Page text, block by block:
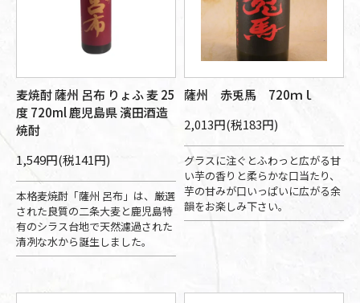
麦焼酎 薩州 呂布 りょふ 麦 25
度 720ml 鹿児島県 濱田酒造
焼酎
1,549円(税141円)
本格麦焼酎「薩州 呂布」は、厳選
された良質の二条大麦と鹿児島特
有のシラス台地で天然濾過された
清冽な水から誕生しました。
薩州 赤兎馬 720ｍｌ
2,013円(税183円)
グラスに注ぐとふわっと広がる甘
い芋の香りと柔らかな口当たり、
芋の甘みが口いっぱいに広がる余
韻をお楽しみ下さい。